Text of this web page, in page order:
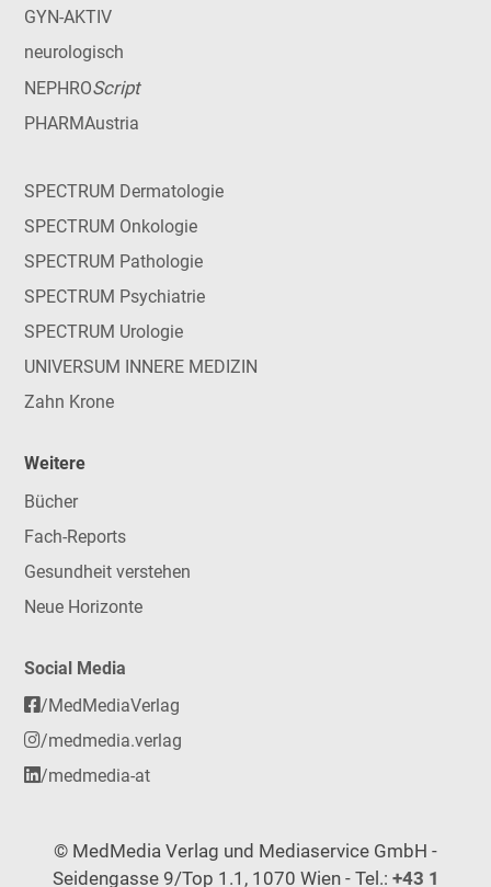
GYN-AKTIV
neurologisch
NEPHROScript
PHARMAustria
SPECTRUM Dermatologie
SPECTRUM Onkologie
SPECTRUM Pathologie
SPECTRUM Psychiatrie
SPECTRUM Urologie
UNIVERSUM INNERE MEDIZIN
Zahn Krone
Weitere
Bücher
Fach-Reports
Gesundheit verstehen
Neue Horizonte
Social Media
/MedMediaVerlag
/medmedia.verlag
/medmedia-at
© MedMedia Verlag und Mediaservice GmbH -
Seidengasse 9/Top 1.1, 1070 Wien - Tel.: +43 1